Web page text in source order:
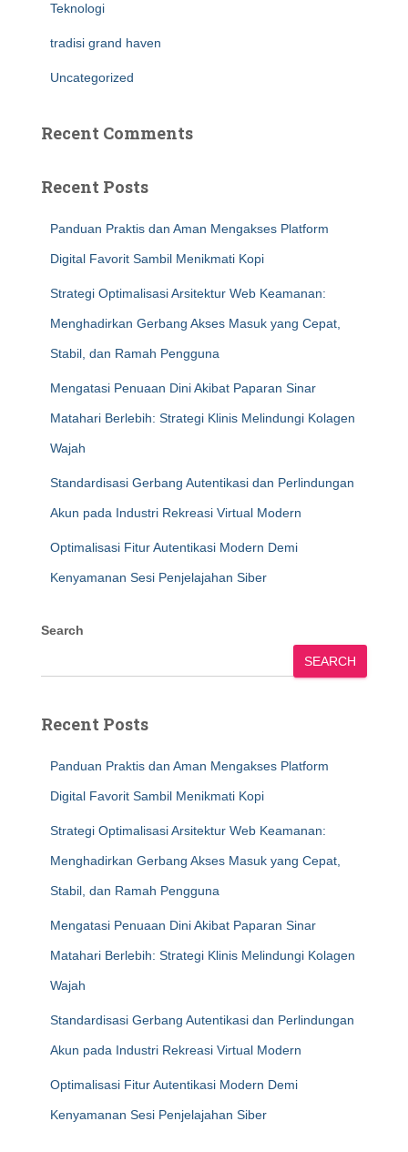
Teknologi
tradisi grand haven
Uncategorized
Recent Comments
Recent Posts
Panduan Praktis dan Aman Mengakses Platform
Digital Favorit Sambil Menikmati Kopi
Strategi Optimalisasi Arsitektur Web Keamanan:
Menghadirkan Gerbang Akses Masuk yang Cepat,
Stabil, dan Ramah Pengguna
Mengatasi Penuaan Dini Akibat Paparan Sinar
Matahari Berlebih: Strategi Klinis Melindungi Kolagen
Wajah
Standardisasi Gerbang Autentikasi dan Perlindungan
Akun pada Industri Rekreasi Virtual Modern
Optimalisasi Fitur Autentikasi Modern Demi
Kenyamanan Sesi Penjelajahan Siber
Search
SEARCH
Recent Posts
Panduan Praktis dan Aman Mengakses Platform
Digital Favorit Sambil Menikmati Kopi
Strategi Optimalisasi Arsitektur Web Keamanan:
Menghadirkan Gerbang Akses Masuk yang Cepat,
Stabil, dan Ramah Pengguna
Mengatasi Penuaan Dini Akibat Paparan Sinar
Matahari Berlebih: Strategi Klinis Melindungi Kolagen
Wajah
Standardisasi Gerbang Autentikasi dan Perlindungan
Akun pada Industri Rekreasi Virtual Modern
Optimalisasi Fitur Autentikasi Modern Demi
Kenyamanan Sesi Penjelajahan Siber